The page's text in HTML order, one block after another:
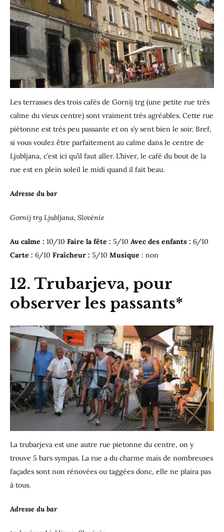
Les terrasses des trois cafés de Gornij trg (une petite rue très
calme du vieux centre) sont vraiment très agréables. Cette rue
piétonne est très peu passante et on s’y sent bien le soir. Bref,
si vous voulez être parfaitement au calme dans le centre de
Ljubljana, c’est ici qu’il faut aller. L’hiver, le café du bout de la
rue est en plein soleil le midi quand il fait beau.
Adresse du bar
Gornij trg Ljubljana, Slovénie
Au calme : 10/10 Faire la fête : 5/10 Avec des enfants : 6/10
Carte : 6/10 Fraîcheur : 5/10 Musique : non
12. Trubarjeva, pour
observer les passants*
La trubarjeva est une autre rue pietonne du centre, on y
trouve 5 bars sympas. La rue a du charme mais de nombreuses
façades sont non rénovées ou taggées donc, elle ne plaira pas
à tous.
Adresse du bar